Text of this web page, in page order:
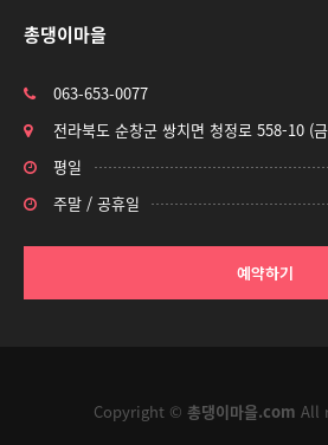
총댕이마을
063-653-0077
전라북도 순창군 쌍치면 청정로 558-10 (
평일
주말 / 공휴일
예약하기
Copyright © 총댕이마을.com All